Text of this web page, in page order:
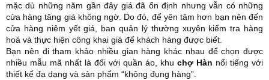
mặc dù những năm gần đây giá đã ổn định nhưng vẫn có những
cửa hàng tăng giá không ngờ. Do đó, để yên tâm hơn bạn nên đến
cửa hàng niêm yết giá, ban quản lý thường xuyên kiểm tra hàng
hoá và thực hiện công khai giá để khách hàng được biết.
Bạn nên đi tham khảo nhiều gian hàng khác nhau để chọn được
nhiều mẫu mã nhất là đối với quần áo, khu chợ Hàn nổi tiếng với
thiết kế đa dạng và sản phẩm “không đụng hàng”.